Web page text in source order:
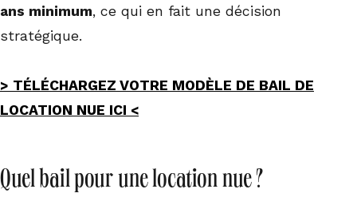
ans minimum, ce qui en fait une décision
stratégique.
> TÉLÉCHARGEZ VOTRE MODÈLE DE BAIL DE
LOCATION NUE ICI <
Quel bail pour une location nue ?